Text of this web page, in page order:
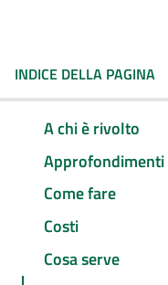
INDICE DELLA PAGINA
A chi è rivolto
Approfondimenti
Come fare
Costi
Cosa serve